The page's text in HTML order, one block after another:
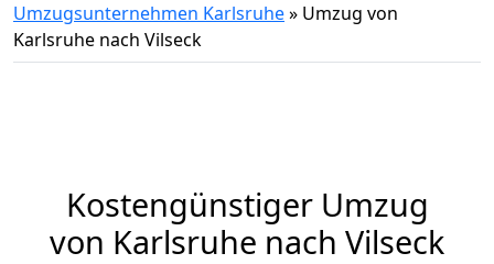
Umzugsunternehmen Karlsruhe» Umzug von
Karlsruhe nach Vilseck
Kostengünstiger Umzug
von Karlsruhe nach Vilseck